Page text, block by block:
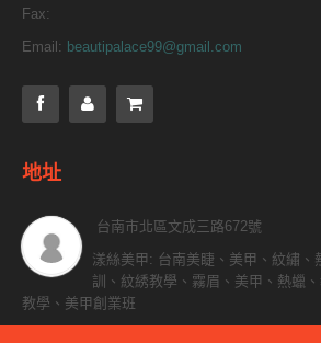
Fax:
Email: beautipalace99@gmail.com
地址
台南市北區文成三路672號
漾絲美甲: 台南美睫、美甲、紋繡、
訓、紋綉教學、霧眉、美甲、熱蠟
教學、美甲創業班